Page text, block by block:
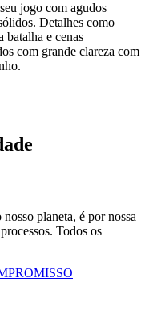
jogo com agudos
Detalhes como
batalha e cenas
com grande clareza com
planeta, é por nossa
Todos os